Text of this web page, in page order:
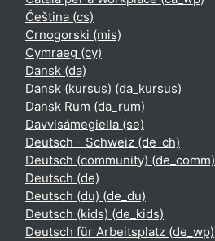
Čeština ‎(cs)‎
Crnogorski ‎(mis)‎
Cymraeg ‎(cy)‎
Dansk ‎(da)‎
Dansk (kursus) ‎(da_kursus)‎
Dansk Rum ‎(da_rum)‎
Davvisámegiella ‎(se)‎
Deutsch - Schweiz ‎(de_ch)‎
Deutsch (community) ‎(de_comm)‎
Deutsch ‎(de)‎
Deutsch (du) ‎(de_du)‎
Deutsch (kids) ‎(de_kids)‎
Deutsch für Arbeitsplatz ‎(de_wp)‎